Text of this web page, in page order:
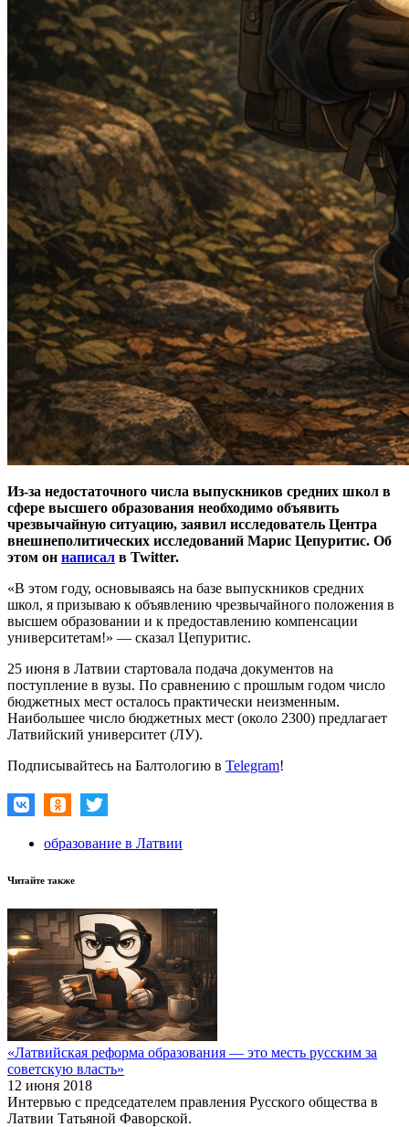
Из-за недостаточного числа выпускников средних школ в
сфере высшего образования необходимо объявить
чрезвычайную ситуацию, заявил исследователь Центра
внешнеполитических исследований Марис Цепуритис. Об
этом он написал в Twitter.
«В этом году, основываясь на базе выпускников средних
школ, я призываю к объявлению чрезвычайного положения в
высшем образовании и к предоставлению компенсации
университетам!» — сказал Цепуритис.
25 июня в Латвии стартовала подача документов на
поступление в вузы. По сравнению с прошлым годом число
бюджетных мест осталось практически неизменным.
Наибольшее число бюджетных мест (около 2300) предлагает
Латвийский университет (ЛУ).
Подписывайтесь на Балтологию в Telegram!
образование в Латвии
Читайте также
«Латвийская реформа образования — это месть русским за
советскую власть»
12 июня 2018
Интервью с председателем правления Русского общества в
Латвии Татьяной Фаворской.